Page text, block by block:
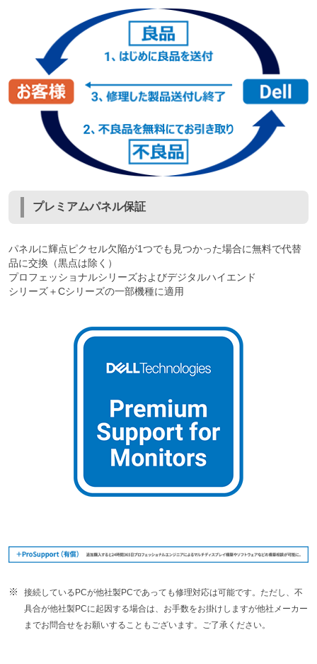
プレミアムパネル保証
パネルに輝点ピクセル欠陥が1つでも見つかった場合に無料で代替
品に交換（黒点は除く）
プロフェッショナルシリーズおよびデジタルハイエンド
シリーズ＋Cシリーズの一部機種に適用
接続しているPCが他社製PCであっても修理対応は可能です。ただし、不
具合が他社製PCに起因する場合は、お手数をお掛けしますが他社メーカー
までお問合せをお願いすることもございます。ご了承ください。